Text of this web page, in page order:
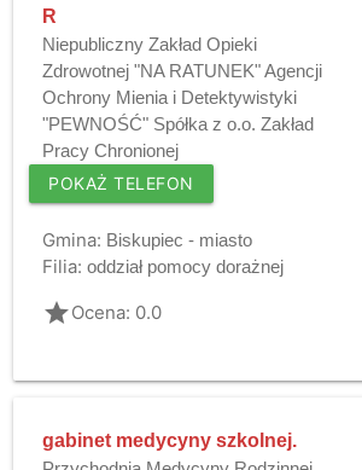
R
Niepubliczny Zakład Opieki
Zdrowotnej "NA RATUNEK" Agencji
Ochrony Mienia i Detektywistyki
"PEWNOŚĆ" Spółka z o.o. Zakład
Pracy Chronionej
POKAŻ TELEFON
Gmina: Biskupiec - miasto
Filia: oddział pomocy dorażnej
gradeOcena: 0.0
gabinet medycyny szkolnej.